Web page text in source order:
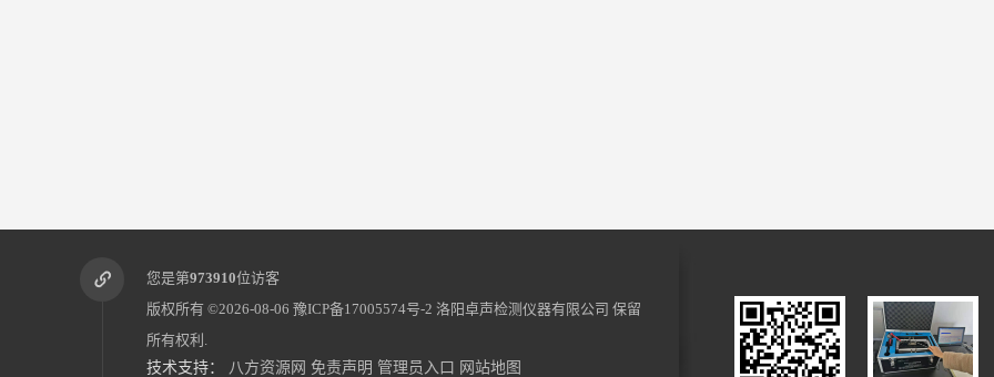
您是第973910位访客
版权所有 ©2026-08-06 豫ICP备17005574号-2 洛阳卓声检测仪器有限公司 保留
所有权利.
技术支持： 八方资源网 免责声明 管理员入口 网站地图